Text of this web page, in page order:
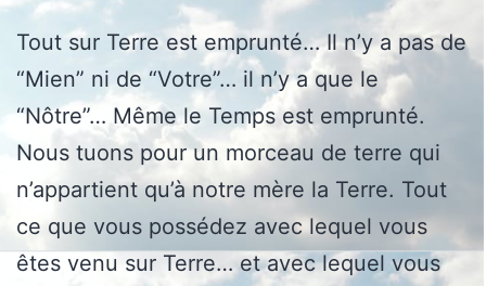
Tout sur Terre est emprunté… Il n’y a pas de
“Mien” ni de “Votre”… il n’y a que le
“Nôtre”… Même le Temps est emprunté.
Nous tuons pour un morceau de terre qui
n’appartient qu’à notre mère la Terre. Tout
ce que vous possédez avec lequel vous
êtes venu sur Terre… et avec lequel vous